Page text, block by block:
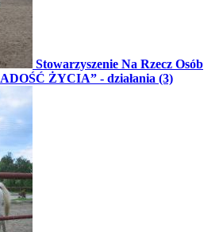
Stowarzyszenie Na Rzecz Osób
ŻYCIA” - działania (3)